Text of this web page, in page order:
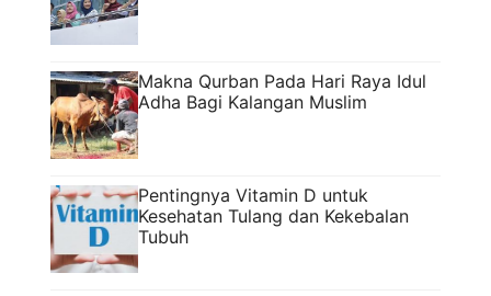
Makna Qurban Pada Hari Raya Idul
Adha Bagi Kalangan Muslim
Pentingnya Vitamin D untuk
Kesehatan Tulang dan Kekebalan
Tubuh